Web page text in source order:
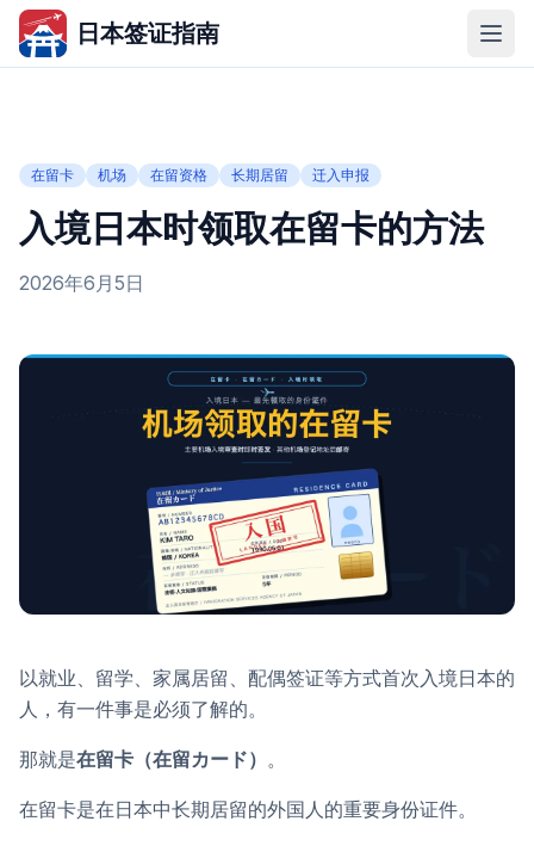
日本签证指南
在留卡 机场 在留资格 长期居留 迁入申报
入境日本时领取在留卡的方法
2026年6月5日
以就业、留学、家属居留、配偶签证等方式首次入境日本的
人，有一件事是必须了解的。
那就是在留卡（在留カード） 。
在留卡是在日本中长期居留的外国人的重要身份证件。